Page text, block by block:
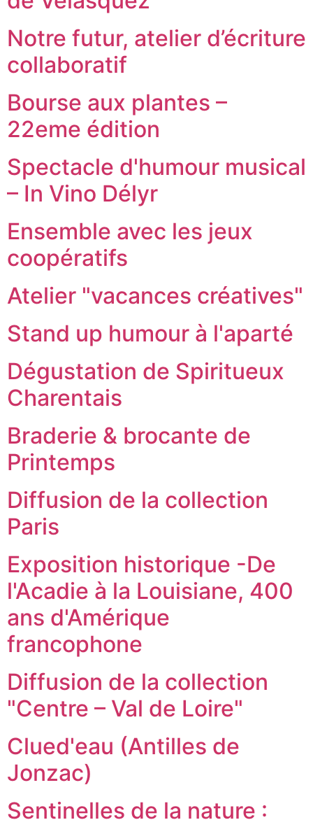
Notre futur, atelier d’écriture
collaboratif
Bourse aux plantes –
22eme édition
Spectacle d'humour musical
– In Vino Délyr
Ensemble avec les jeux
coopératifs
Atelier "vacances créatives"
Stand up humour à l'aparté
Dégustation de Spiritueux
Charentais
Braderie & brocante de
Printemps
Diffusion de la collection
Paris
Exposition historique -De
l'Acadie à la Louisiane, 400
ans d'Amérique
francophone
Diffusion de la collection
"Centre – Val de Loire"
Clued'eau (Antilles de
Jonzac)
Sentinelles de la nature :